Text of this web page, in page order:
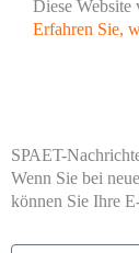
Diese Website
Erfahren Sie,
SPAET-
Wenn Sie bei
können Sie Ihre